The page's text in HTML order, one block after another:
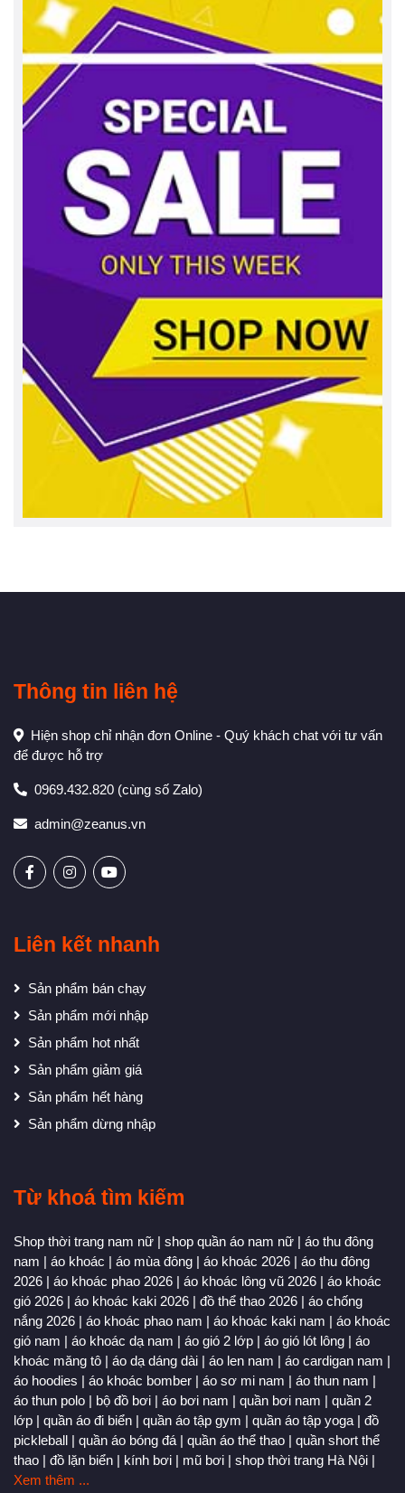
Thông tin liên hệ
Hiện shop chỉ nhận đơn Online - Quý khách chat với tư vấn
để được hỗ trợ
0969.432.820 (cùng số Zalo)
admin@zeanus.vn
Liên kết nhanh
Sản phẩm bán chạy
Sản phẩm mới nhập
Sản phẩm hot nhất
Sản phẩm giảm giá
Sản phẩm hết hàng
Sản phẩm dừng nhập
Từ khoá tìm kiếm
Shop thời trang nam nữ | shop quần áo nam nữ | áo thu đông
nam | áo khoác | áo mùa đông | áo khoác 2026 | áo thu đông
2026 | áo khoác phao 2026 | áo khoác lông vũ 2026 | áo khoác
gió 2026 | áo khoác kaki 2026 | đồ thể thao 2026 | áo chống
nắng 2026 | áo khoác phao nam | áo khoác kaki nam | áo khoác
gió nam | áo khoác dạ nam | áo gió 2 lớp | áo gió lót lông | áo
khoác măng tô | áo dạ dáng dài | áo len nam | áo cardigan nam |
áo hoodies | áo khoác bomber | áo sơ mi nam | áo thun nam |
áo thun polo | bộ đồ bơi | áo bơi nam | quần bơi nam | quần 2
lớp | quần áo đi biển | quần áo tập gym | quần áo tập yoga | đồ
pickleball | quần áo bóng đá | quần áo thể thao | quần short thể
thao | đồ lặn biển | kính bơi | mũ bơi | shop thời trang Hà Nội |
Xem thêm ...